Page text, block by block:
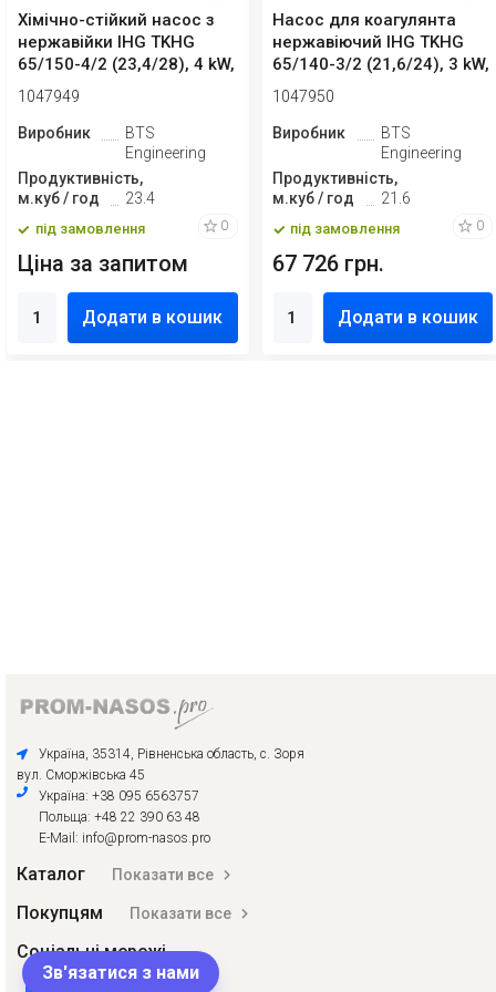
Хімічно-стійкий насос з
нержавійки IHG TKHG
65/150-4/2 (23,4/28), 4 kW,
AISI ...
1047949
Виробник
BTS
Engineering
Продуктивність,
м.куб / год
23.4
під замовлення 0
Ціна за запитом
Додати в кошик
Насос для коагулянта
нержавіючий IHG TKHG
65/140-3/2 (21,6/24), 3 kW,
AISI 30...
1047950
Виробник
BTS
Engineering
Продуктивність,
м.куб / год
21.6
під замовлення 0
67 726 грн.
Додати в кошик
Україна, 35314, Рівненська область, с. Зоря
вул. Сморжівська 45
Україна: +38 095 6563757
Польща: +48 22 390 63 48
E-Mail: info@prom-nasos.pro
Каталог Показати все
Покупцям Показати все
Соціальні мережі
Зв'язатися з нами